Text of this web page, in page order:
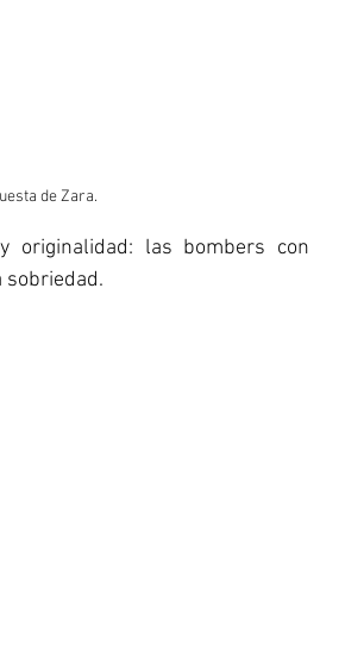
de Zara.
las bombers con